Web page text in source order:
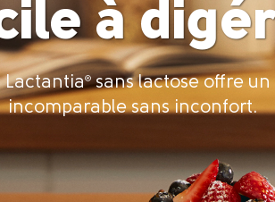
à
Lactantia®sans lactose offre un
incomparable sans inconfort.